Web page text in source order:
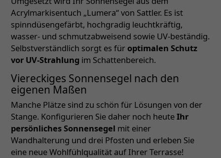
Acrylmarkisentuch „Lumera“ von Sattler. Es ist
spinndüsengefärbt, hochgradig leuchtkräftig,
wasser- und schmutzabweisend sowie UV-beständig.
Selbstverständlich sorgt es füroptimalen Schutz
vor UV-Strahlung im Schattenbereich.
Viereckiges Sonnensegel nach den
eigenen Maßen
Manche Plätze sind zu schön für Lösungen von der
Stange. Konfigurieren Sie daher noch heuteIhr
persönliches Sonnensegel mit einer
Wandhalterung und drei Pfosten und erleben Sie
eine neue Wohlfühlqualität auf Ihrer Terrasse!